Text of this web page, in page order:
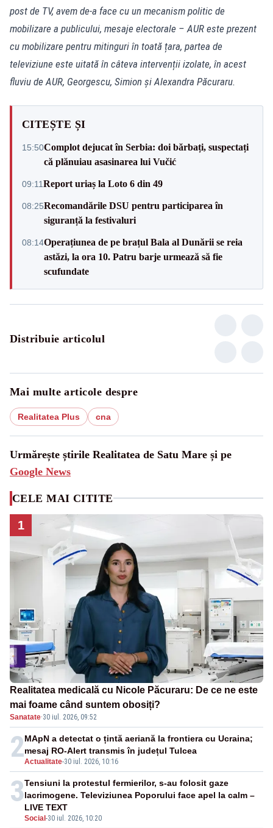
post de TV, avem de-a face cu un mecanism politic de
mobilizare a publicului, mesaje electorale – AUR este prezent
cu mobilizare pentru mitinguri în toată țara, partea de
televiziune este uitată în câteva intervenții izolate, în acest
fluviu de AUR, Georgescu, Simion și Alexandra Păcuraru.
CITEȘTE ȘI
15:50Complot dejucat în Serbia: doi bărbați, suspectați
că plănuiau asasinarea lui Vučić
09:11Report uriaș la Loto 6 din 49
08:25Recomandările DSU pentru participarea în
siguranță la festivaluri
08:14Operațiunea de pe brațul Bala al Dunării se reia
astăzi, la ora 10. Patru barje urmează să fie
scufundate
Distribuie articolul
Mai multe articole despre
Realitatea Plus cna
Urmărește știrile Realitatea de Satu Mare și pe
Google News
CELE MAI CITITE
1
Realitatea medicală cu Nicole Păcuraru: De ce ne este
mai foame când suntem obosiți?
Sanatate·30 iul. 2026, 09:52
2Actualitate-30 iul. 2026, 10:16
MApN a detectat o țintă aeriană la frontiera cu Ucraina;
mesaj RO-Alert transmis în județul Tulcea
3
Social -30 iul. 2026, 10:20
Tensiuni la protestul fermierilor, s-au folosit gaze
lacrimogene. Televiziunea Poporului face apel la calm –
LIVE TEXT